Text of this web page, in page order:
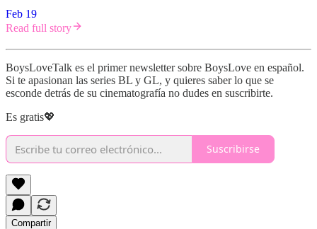
Feb 19
Read full story
BoysLoveTalk es el primer newsletter sobre BoysLove en español.
Si te apasionan las series BL y GL, y quieres saber lo que se
esconde detrás de su cinematografía no dudes en suscribirte.
Es gratis💖
Suscribirse
Compartir